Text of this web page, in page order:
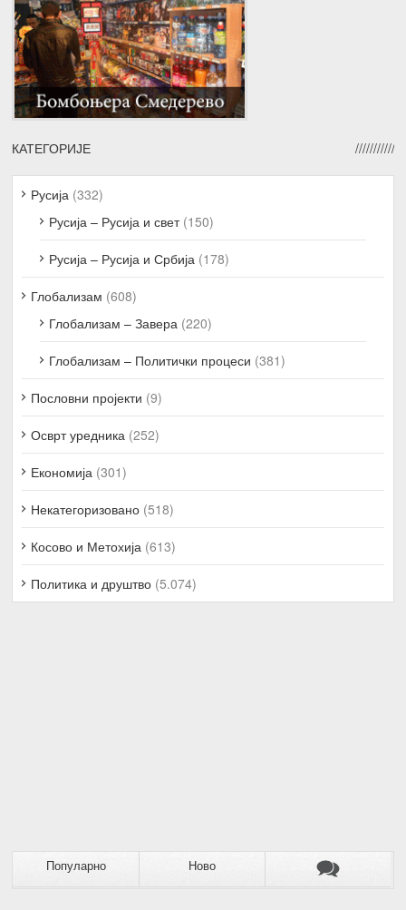
КАТЕГОРИЈЕ
Русија (332)
Русија – Русија и свет(150)
Русија – Русија и Србија (178)
Глобализам (608)
Глобализам – Завера (220)
Глобализам – Политички процеси (381)
Пословни пројекти (9)
Осврт уредника (252)
Економија (301)
Некатегоризовано (518)
Косово и Метохија (613)
Политика и друштво (5.074)
Популарно Ново